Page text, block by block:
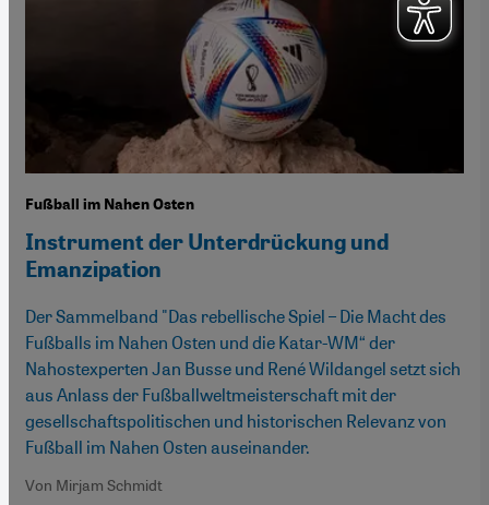
Fußball im Nahen Osten
Instrument der Unterdrückung und
Emanzipation
Der Sammelband "Das rebellische Spiel – Die Macht des
Fußballs im Nahen Osten und die Katar-WM“ der
Nahostexperten Jan Busse und René Wildangel setzt sich
aus Anlass der Fußballweltmeisterschaft mit der
gesellschaftspolitischen und historischen Relevanz von
Fußball im Nahen Osten auseinander.
Von Mirjam Schmidt